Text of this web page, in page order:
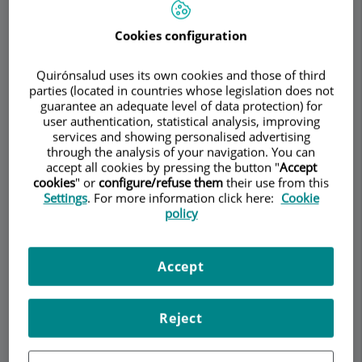
UROLOGÍAANDROLOGÍA
DescripciónServiciosEquipoContactoDatos de interés
Horario
Pedir cita
Unidad de Eyaculación
Laeyaculación precoz
una de las disfunciones
sexuales masculinas más
Cookies configuration
Quirónsalud uses its own cookies and those of third
parties (located in countries whose legislation does not
guarantee an adequate level of data protection) for
user authentication, statistical analysis, improving
services and showing personalised advertising
through the analysis of your navigation. You can
accept all cookies by pressing the button "Accept
cookies" or configure/refuse them their use from this
Settings. For more information click here: Cookie
policy
Reject
Accept